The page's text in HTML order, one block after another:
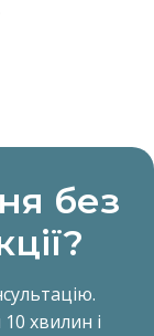
без
хвилин і